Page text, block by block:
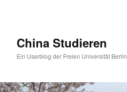
China Studieren
Ein Userblog der Freien Universität Berlin